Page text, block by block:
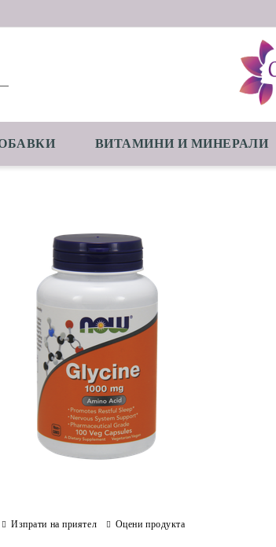
ВИТАМИНИ И МИНЕРАЛИ
Изпрати на приятел Оцени продукта